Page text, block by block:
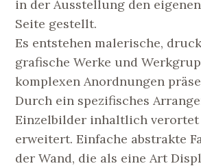
in der Ausstellung den
Seite gestellt.
Es entstehen malerische,
grafische Werke und
komplexen Anordnungen
Durch ein spezifisches
Einzelbilder inhaltlich
erweitert. Einfache abstrakte
der Wand, die als eine Art